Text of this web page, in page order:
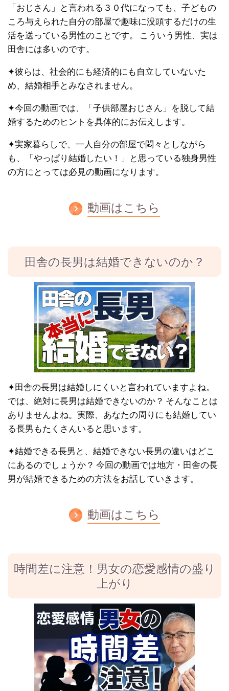
「おじさん」と言われる３０代になっても、子どもの
ころ与えられた自分の部屋で趣味に没頭するだけの生
活を送っている男性のことです。 こういう男性、実は
田舎には多いのです。
✦彼らは、社会的にも経済的にも自立していないた
め、結婚相手とみなされません。
✦今回の動画では、「子供部屋おじさん」を脱して結
婚するためのヒントを具体的にお伝えします。
✦実家暮らしで、一人自分の部屋で悶々としながら
も、「やっぱり結婚したい！」と思っている独身男性
の方にとっては必見の動画になります。
動画はこちら
田舎の長男は結婚できないのか？
✦田舎の長男は結婚しにくいと言われていますよね。
では、絶対に長男は結婚できないのか？ そんなことは
ありませんよね。実際、あなたの周りにも結婚してい
る長男もたくさんいると思います。
✦結婚できる長男と、結婚できない長男の違いはどこ
にあるのでしょうか？ 今回の動画では地方・田舎の長
男が結婚できるための方法をお話していきます。
動画はこちら
時間差に注意！男女の恋愛感情の盛り
上がり